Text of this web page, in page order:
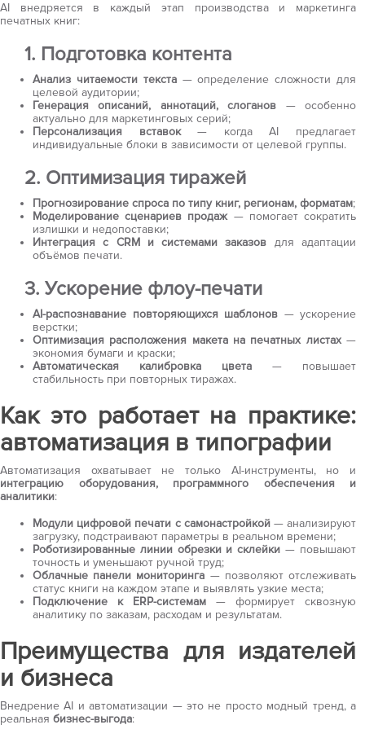
AI внедряется в каждый этап производства и маркетинга
печатных книг:
1. Подготовка контента
Анализ читаемости текста— определение сложности для
целевой аудитории;
Генерация описаний, аннотаций, слоганов — особенно
актуально для маркетинговых серий;
Персонализация вставок— когда AI предлагает
индивидуальные блоки в зависимости от целевой группы.
2. Оптимизация тиражей
Прогнозирование спроса по типу книг, регионам, форматам;
Моделирование сценариев продаж— помогает сократить
излишки и недопоставки;
Интеграция с CRM и системами заказов для адаптации
объёмов печати.
3. Ускорение флоу-печати
AI-распознавание повторяющихся шаблонов — ускорение
верстки;
Оптимизация расположения макета на печатных листах—
экономия бумаги и краски;
Автоматическая калибровка цвета — повышает
стабильность при повторных тиражах.
Как это работает на практике:
автоматизация в типографии
Автоматизация охватывает не только AI-инструменты, но и
интеграцию оборудования, программного обеспечения и
аналитики:
Модули цифровой печати с самонастройкой— анализируют
загрузку, подстраивают параметры в реальном времени;
Роботизированные линии обрезки и склейки — повышают
точность и уменьшают ручной труд;
Облачные панели мониторинга — позволяют отслеживать
статус книги на каждом этапе и выявлять узкие места;
Подключение к ERP-системам — формирует сквозную
аналитику по заказам, расходам и результатам.
Преимущества для издателей
и бизнеса
Внедрение AI и автоматизации — это не просто модный тренд, а
реальная бизнес-выгода: